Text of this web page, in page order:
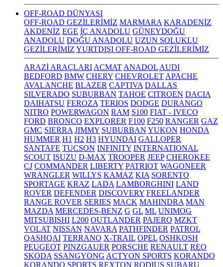
OFF-ROAD DÜNYASI
OFF-ROAD GEZİLERİMİZ MARMARA KARADENİZ
AKDENİZ EGE İÇ ANADOLU GÜNEYDOĞU
ANADOLU DOĞU ANADOLU UZUN SOLUKLU
GEZİLERİMİZ YURTDIŞI OFF-ROAD GEZİLERİMİZ
ARAZİ ARAÇLARI ACMAT ANADOL AUDI
BEDFORD BMW CHERY CHEVROLET APACHE
AVALANCHE BLAZER CAPTIVA DALLAS
SILVERADO SUBURBAN TAHOE CITROEN DACIA
DAIHATSU FEROZA TERIOS DODGE DURANGO
NITRO POWERWAGON RAM S100 FIAT - IVECO
FORD BRONCO EXPLORER F100 F250 RANGER GAZ
GMC SIERRA JIMMY SUBURBAN YUKON HONDA
HUMMER H1 H2 H3 HYUNDAI GALLOPER
SANTAFE TUCSON INFINITY INTERNATIONAL
SCOUT ISUZU D-MAX TROOPER JEEP CHEROKEE
CJ COMMANDER LIBERTY PATRIOT WAGONEER
WRANGLER WILLYS KAMAZ KIA SORENTO
SPORTAGE KRAZ LADA LAMBORGHINI LAND
ROVER DEFENDER DISCOVERY FREELANDER
RANGE ROVER SERIES MACK MAHINDRA MAN
MAZDA MERCEDES-BENZ G GL ML UNIMOG
MITSUBISHI L200 OUTLANDER PAJERO MZKT
VOLAT NISSAN NAVARA PATHFINDER PATROL
QASHQAI TERRANO X-TRAIL OPEL OSHKOSH
PEUGEOT PINZGAUER PORSCHE RENAULT REO
SKODA SSANGYONG ACTYON SPORTS KORANDO
KORANDO SPORTS REXTON RODIUS SUBARU